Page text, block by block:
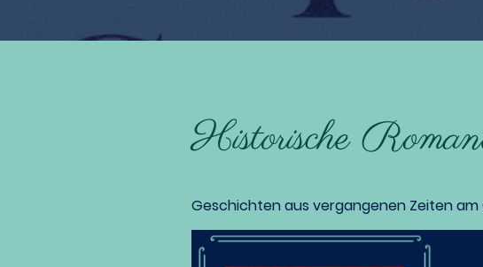
Historische
Geschichten aus vergangenen Zeiten